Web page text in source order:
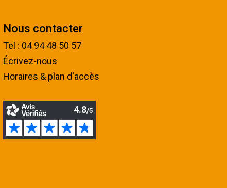
Nous contacter
Tel : 04 94 48 50 57
Écrivez-nous
Horaires & plan d'accès